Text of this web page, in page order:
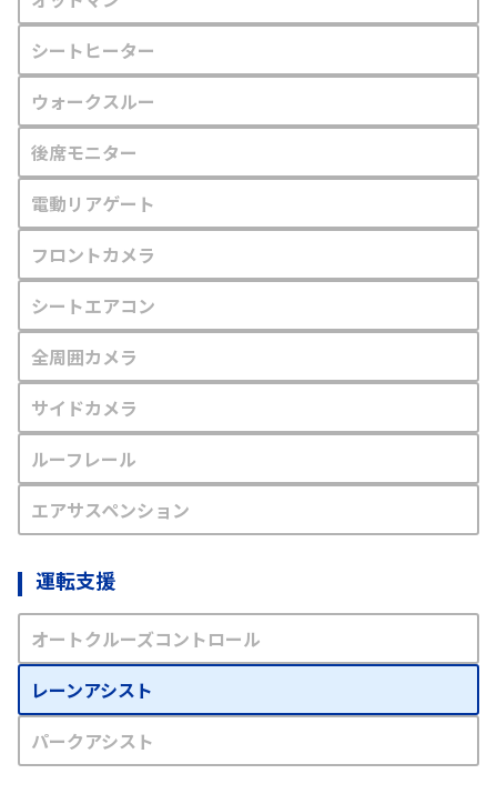
シートヒーター
ウォークスルー
後席モニター
電動リアゲート
フロントカメラ
シートエアコン
全周囲カメラ
サイドカメラ
ルーフレール
エアサスペンション
運転支援
オートクルーズコントロール
レーンアシスト
パークアシスト